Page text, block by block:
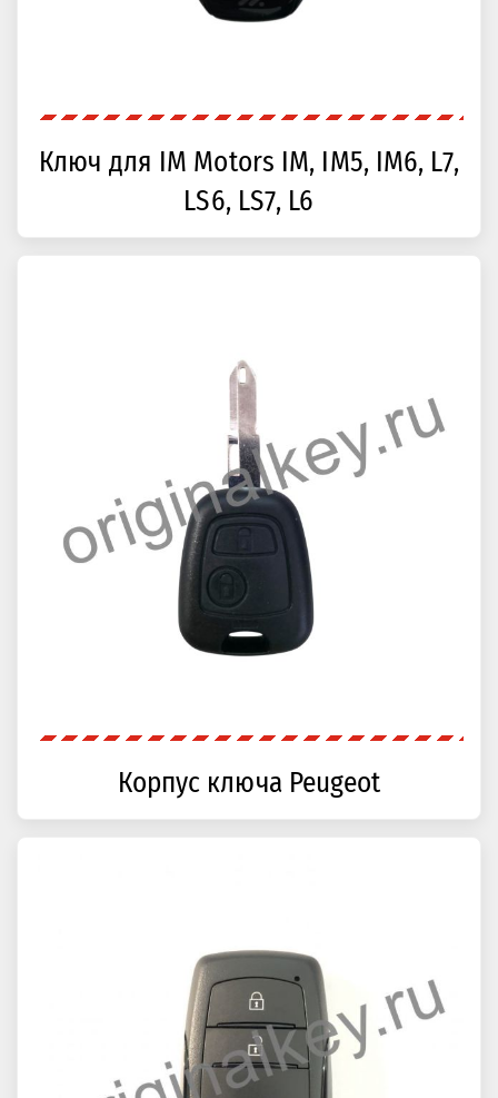
Ключ для IM Motors IM, IM5, IM6, L7,
LS6, LS7, L6
Корпус ключа Peugeot